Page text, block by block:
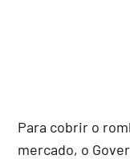
Para cobrir o
mercado, o